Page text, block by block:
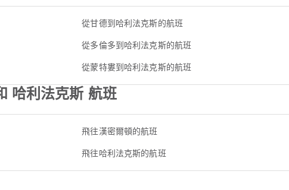
從甘德到哈利法克斯的航班
從多倫多到哈利法克斯的航班
從蒙特婁到哈利法克斯的航班
哈利法克斯 航班
飛往漢密爾頓的航班
飛往哈利法克斯的航班